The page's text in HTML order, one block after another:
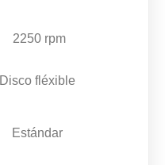
2250 rpm
Disco fléxible
Estándar